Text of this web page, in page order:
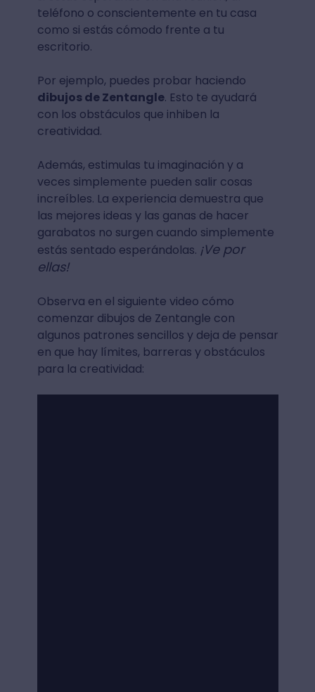
teléfono o conscientemente en tu casa
como si estás cómodo frente a tu
escritorio.
Por ejemplo, puedes probar haciendo
dibujos de Zentangle. Esto te ayudará
con los obstáculos que inhiben la
creatividad.
Además, estimulas tu imaginación y a
veces simplemente pueden salir cosas
increíbles. La experiencia demuestra que
las mejores ideas y las ganas de hacer
garabatos no surgen cuando simplemente
estás sentado esperándolas. ¡Ve por
ellas!
Observa en el siguiente video cómo
comenzar dibujos de Zentangle con
algunos patrones sencillos y deja de pensar
en que hay límites, barreras y obstáculos
para la creatividad: